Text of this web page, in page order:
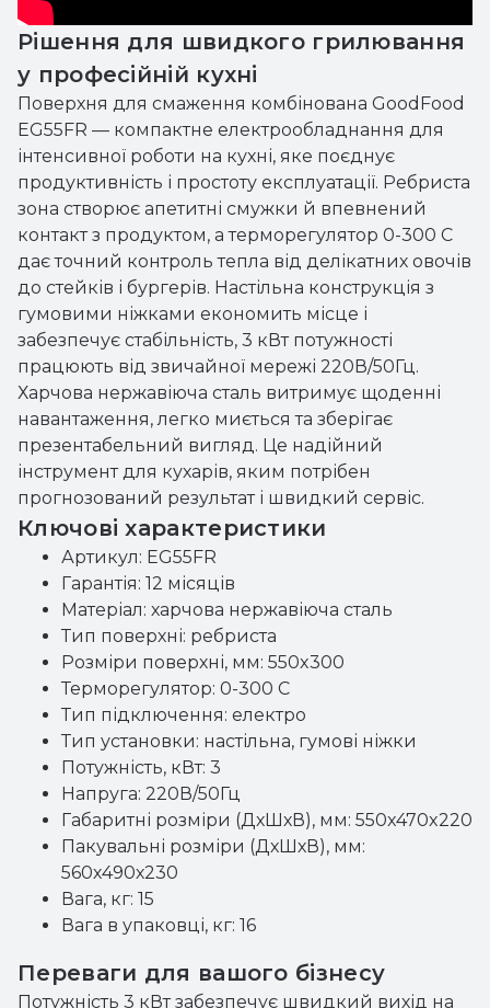
Рішення для швидкого грилювання
у професійній кухні
Поверхня для смаження комбінована GoodFood
EG55FR — компактне електрообладнання для
інтенсивної роботи на кухні, яке поєднує
продуктивність і простоту експлуатації. Ребриста
зона створює апетитні смужки й впевнений
контакт з продуктом, а терморегулятор 0-300 С
дає точний контроль тепла від делікатних овочів
до стейків і бургерів. Настільна конструкція з
гумовими ніжками економить місце і
забезпечує стабільність, 3 кВт потужності
працюють від звичайної мережі 220В/50Гц.
Харчова нержавіюча сталь витримує щоденні
навантаження, легко миється та зберігає
презентабельний вигляд. Це надійний
інструмент для кухарів, яким потрібен
прогнозований результат і швидкий сервіс.
Ключові характеристики
Артикул: EG55FR
Гарантія: 12 місяців
Матеріал: харчова нержавіюча сталь
Тип поверхні: ребриста
Розміри поверхні, мм: 550x300
Терморегулятор: 0-300 С
Тип підключення: електро
Тип установки: настільна, гумові ніжки
Потужність, кВт: 3
Напруга: 220В/50Гц
Габаритні розміри (ДхШхВ), мм: 550x470x220
Пакувальні розміри (ДхШхВ), мм:
560х490х230
Вага, кг: 15
Вага в упаковці, кг: 16
Переваги для вашого бізнесу
Потужність 3 кВт забезпечує швидкий вихід на